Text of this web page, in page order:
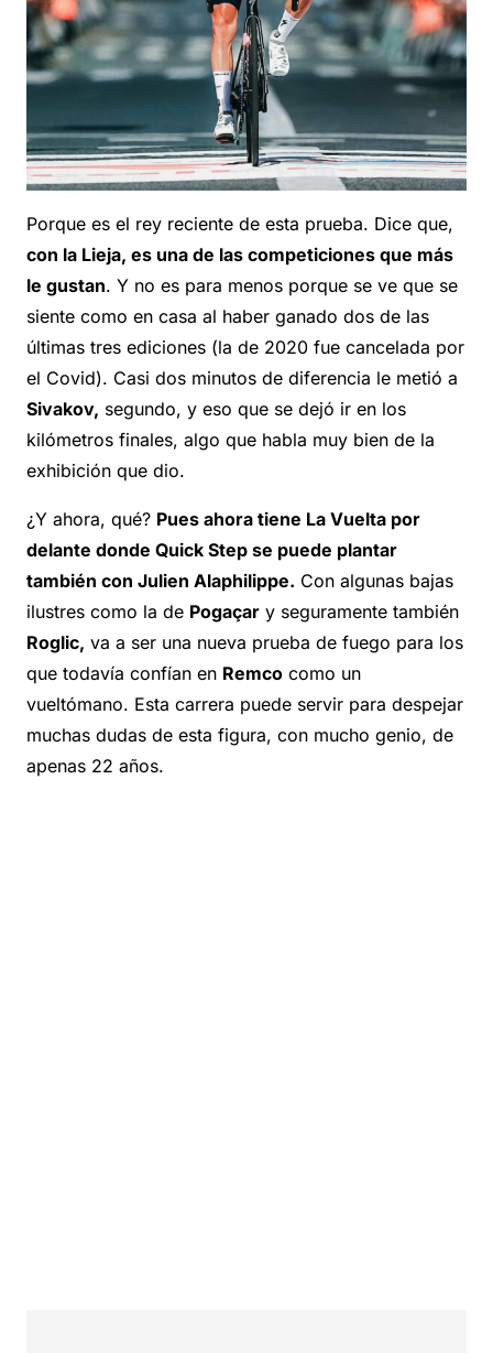
Porque es el rey reciente de esta prueba. Dice que,
con la Lieja, es una de las competiciones que más
le gustan. Y no es para menos porque se ve que se
siente como en casa al haber ganado dos de las
últimas tres ediciones (la de 2020 fue cancelada por
el Covid). Casi dos minutos de diferencia le metió a
Sivakov, segundo, y eso que se dejó ir en los
kilómetros finales, algo que habla muy bien de la
exhibición que dio.
¿Y ahora, qué? Pues ahora tiene La Vuelta por
delante donde Quick Step se puede plantar
también con Julien Alaphilippe. Con algunas bajas
ilustres como la de Pogaçar y seguramente también
Roglic, va a ser una nueva prueba de fuego para los
que todavía confían en Remco como un
vueltómano. Esta carrera puede servir para despejar
muchas dudas de esta figura, con mucho genio, de
apenas 22 años.